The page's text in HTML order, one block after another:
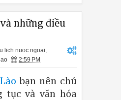
những điều
lich nuoc ngoai,
2:59 PM
bạn nên chú
tục và văn hóa